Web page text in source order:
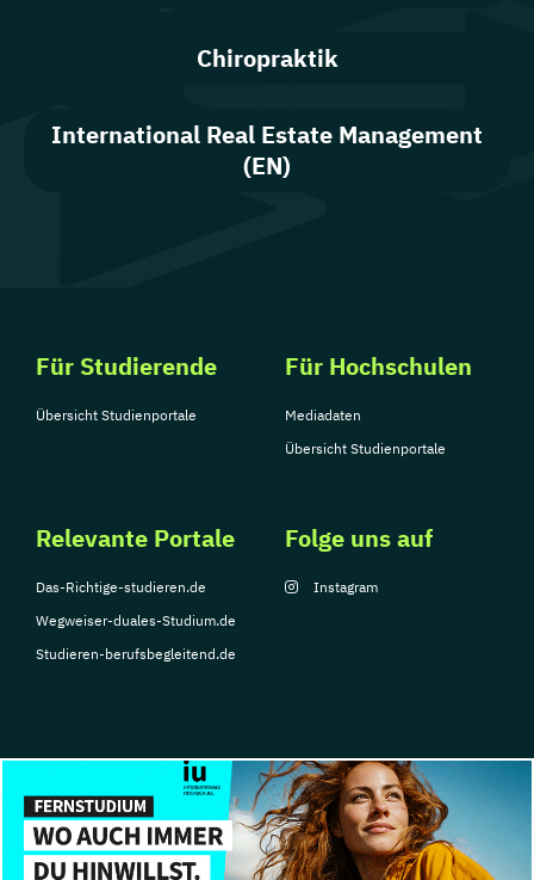
Chiropraktik
International Real Estate Management
(EN)
Für Studierende
Übersicht Studienportale
Für Hochschulen
Mediadaten
Übersicht Studienportale
Relevante Portale
Das-Richtige-studieren.de
Wegweiser-duales-Studium.de
Studieren-berufsbegleitend.de
Folge uns auf
Instagram
© Copyright 2026, TarGroup Media GmbH
Impressum
Über
Datenschutzerklärung Nutzungsbedingungen